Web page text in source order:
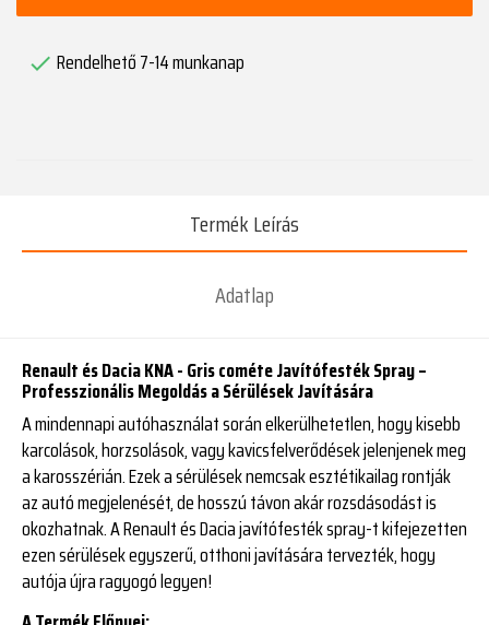
 Rendelhető 7-14 munkanap
Termék Leírás
Adatlap
Renault és Dacia KNA - Gris cométe Javítófesték Spray –
Professzionális Megoldás a Sérülések Javítására
A mindennapi autóhasználat során elkerülhetetlen, hogy kisebb
karcolások, horzsolások, vagy kavicsfelverődések jelenjenek meg
a karosszérián. Ezek a sérülések nemcsak esztétikailag rontják
az autó megjelenését, de hosszú távon akár rozsdásodást is
okozhatnak. A Renault és Dacia javítófesték spray-t kifejezetten
ezen sérülések egyszerű, otthoni javítására tervezték, hogy
autója újra ragyogó legyen!